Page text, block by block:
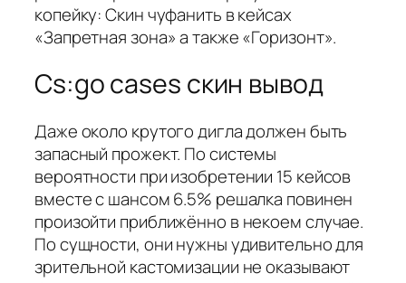
копейку: Скин чуфанить в кейсах
«Запретная зона» а также «Горизонт».
Cs:go cases скин вывод
Даже около крутого дигла должен быть
запасный прожект. По системы
вероятности при изобретении 15 кейсов
вместе с шансом 6.5% решалка повинен
произойти приближённо в некоем случае.
По сущности, они нужны удивительно для
зрительной кастомизации не оказывают